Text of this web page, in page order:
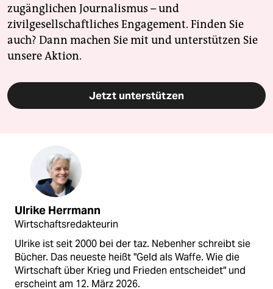
zugänglichen Journalismus – und
zivilgesellschaftliches Engagement. Finden Sie
auch? Dann machen Sie mit und unterstützen Sie
unsere Aktion.
Jetzt unterstützen
Ulrike Herrmann
Wirtschaftsredakteurin
Ulrike ist seit 2000 bei der taz. Nebenher schreibt sie
Bücher. Das neueste heißt "Geld als Waffe. Wie die
Wirtschaft über Krieg und Frieden entscheidet" und
erscheint am 12. März 2026.